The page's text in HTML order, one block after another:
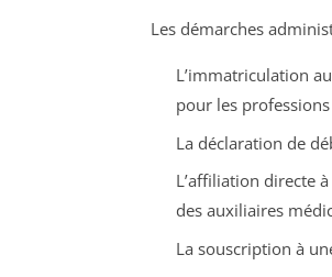
Les démarches
L’immatriculation
pour les
La déclaration de
L’affiliation directe
des auxiliaires
La souscription à